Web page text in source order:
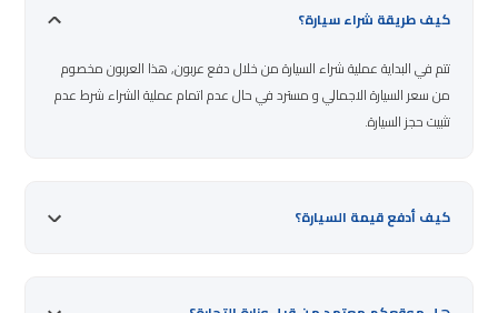
كيف طريقة شراء سيارة؟
تتم في البداية عملية شراء السيارة من خلال دفع عربون, هذا العربون مخصوم
من سعر السيارة الاجمالي و مسترد في حال عدم اتمام عملية الشراء شرط عدم
تثبيت حجز السيارة.
كيف أدفع قيمة السيارة؟